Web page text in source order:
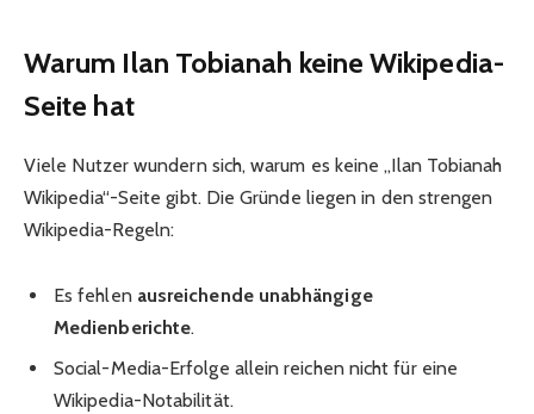
Warum Ilan Tobianah keine Wikipedia-
Seite hat
Viele Nutzer wundern sich, warum es keine „Ilan Tobianah
Wikipedia“-Seite gibt. Die Gründe liegen in den strengen
Wikipedia-Regeln:
Es fehlen ausreichende unabhängige
Medienberichte.
Social-Media-Erfolge allein reichen nicht für eine
Wikipedia-Notabilität.